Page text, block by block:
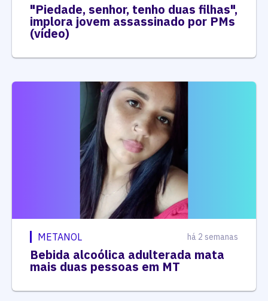
"Piedade, senhor, tenho duas filhas",
implora jovem assassinado por PMs
(vídeo)
METANOL há 2 semanas
Bebida alcoólica adulterada mata
mais duas pessoas em MT